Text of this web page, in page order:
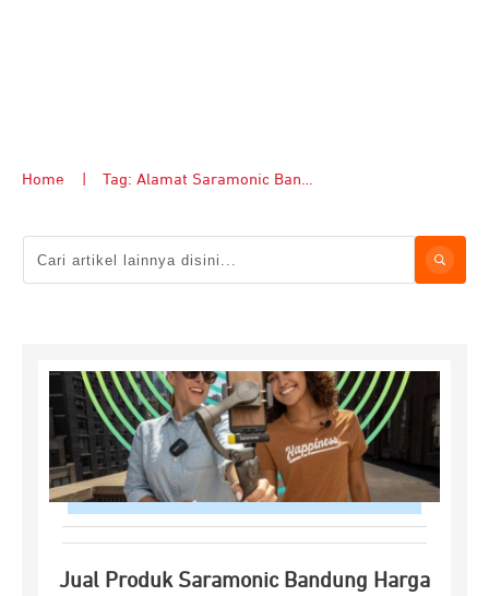
Home Tag: Alamat Saramonic Bandung
Jual Produk Saramonic Bandung Harga